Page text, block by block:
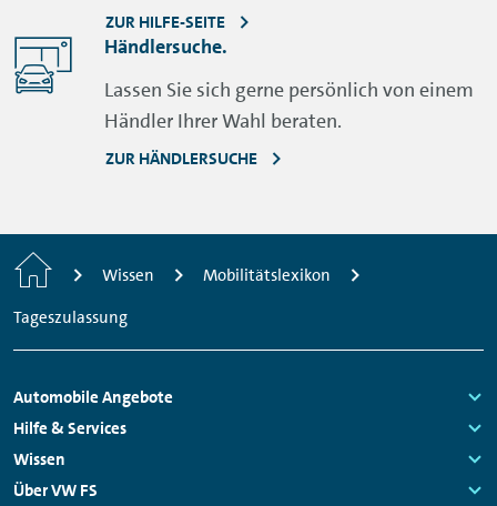
ZUR HILFE-SEITE
Händlersuche.
Lassen Sie sich gerne persönlich von einem
Händler Ihrer Wahl beraten.
ZUR HÄNDLERSUCHE
StartseiteWissen
Mobilitätslexikon
Tageszulassung
Fußzeilen
Navigation
Automobile Angebote
Links:
Hilfe & Services
Links:
Wissen
Links:
Über VW FS